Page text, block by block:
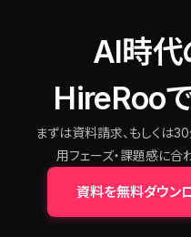
AI時代
HireRoo
まずは資料請求、もしくは
用フェーズ・課題感に合
資料を無料ダウン